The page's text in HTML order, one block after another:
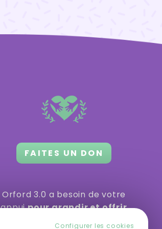
FAITES UN DON
Orford 3.0 a besoin de votre
appuipour grandir et offrir
Configurer les cookies